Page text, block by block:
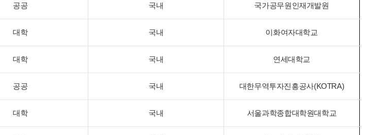
공공 국내 국가공무원인재개발원
대학 국내 이화여자대학교
대학 국내 연세대학교
공공 국내 대한무역투자진흥공사(KOTRA)
대학 국내 서울과학종합대학원대학교